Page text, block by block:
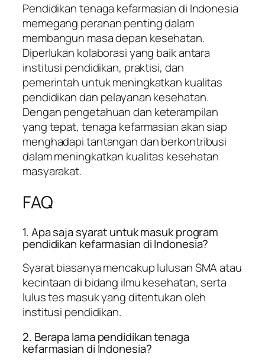
Pendidikan tenaga kefarmasian di Indonesia
memegang peranan penting dalam
membangun masa depan kesehatan.
Diperlukan kolaborasi yang baik antara
institusi pendidikan, praktisi, dan
pemerintah untuk meningkatkan kualitas
pendidikan dan pelayanan kesehatan.
Dengan pengetahuan dan keterampilan
yang tepat, tenaga kefarmasian akan siap
menghadapi tantangan dan berkontribusi
dalam meningkatkan kualitas kesehatan
masyarakat.
FAQ
1. Apa saja syarat untuk masuk program
pendidikan kefarmasian di Indonesia?
Syarat biasanya mencakup lulusan SMA atau
kecintaan di bidang ilmu kesehatan, serta
lulus tes masuk yang ditentukan oleh
institusi pendidikan.
2. Berapa lama pendidikan tenaga
kefarmasian di Indonesia?